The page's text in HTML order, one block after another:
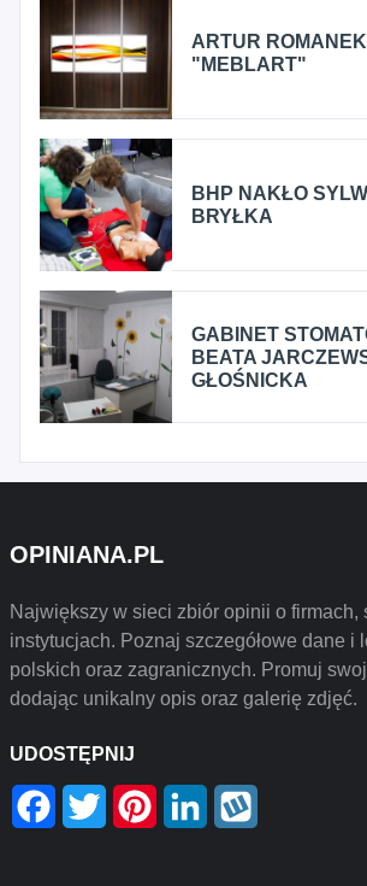
ARTUR
"MEBLART"
BHP NAKŁO
BRYŁKA
GABINET
BEATA
GŁOŚNICKA
OPINIANA.PL
Największy w sieci zbiór opinii o firmach,
instytucjach. Poznaj szczegółowe dane i
polskich oraz zagranicznych. Promuj
dodając unikalny opis oraz galerię zdjęć.
UDOSTĘPNIJ
Facebook
Twitter PinterestLinkedIn